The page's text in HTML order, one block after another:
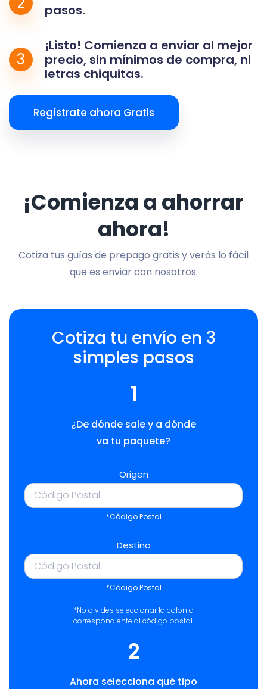
pasos.
3
¡Listo! Comienza a enviar al mejor
precio, sin mínimos de compra, ni
letras chiquitas.
Regístrate ahora Gratis
¡Comienza a ahorrar
ahora!
Cotiza tus guías de prepago gratis y verás lo fácil
que es enviar con nosotros.
Cotiza tu envío en 3
simples pasos
1
¿De dónde sale y a dónde
va tu paquete?
Origen
*Código Postal
Destino
*Código Postal
*No olvides seleccionar la colonia
correspondiente al código postal.
2
Ahora selecciona qué tipo